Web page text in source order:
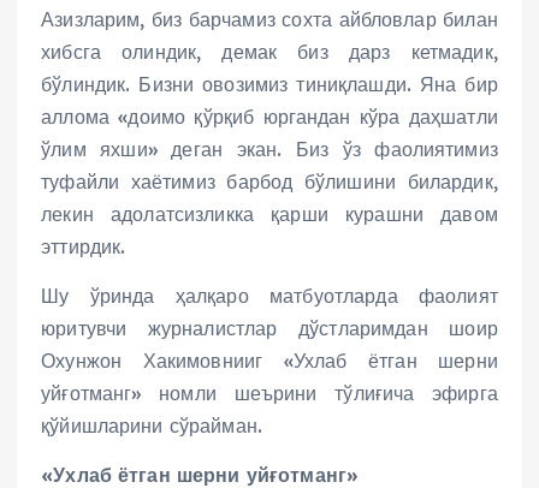
Азизларим, биз барчамиз сохта айбловлар билан
хибсга олиндик, демак биз дарз кетмадик,
бўлиндик. Бизни овозимиз тиниқлашди. Яна бир
аллома «доимо қўрқиб юргандан кўра даҳшатли
ўлим яхши» деган экан. Биз ўз фаолиятимиз
туфайли хаётимиз барбод бўлишини билардик,
лекин адолатсизликка қарши курашни давом
эттирдик.
Шу ўринда ҳалқаро матбуотларда фаолият
юритувчи журналистлар дўстларимдан шоир
Охунжон Хакимовнииг «Ухлаб ётган шерни
уйғотманг» номли шеърини тўлиғича эфирга
қўйишларини сўрайман.
«Ухлаб ётган шерни уйғотманг»